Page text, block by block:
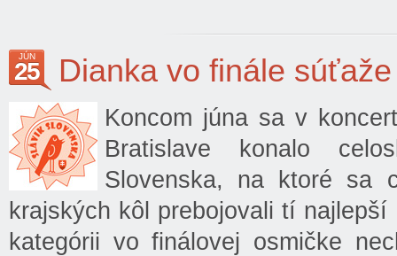
JÚN
25 Dianka vo finále
Koncom júna sa v
Bratislave konalo
Slovenska, na ktoré sa
krajských kôl prebojovali tí najlepší
kategórii vo finálovej osmičke